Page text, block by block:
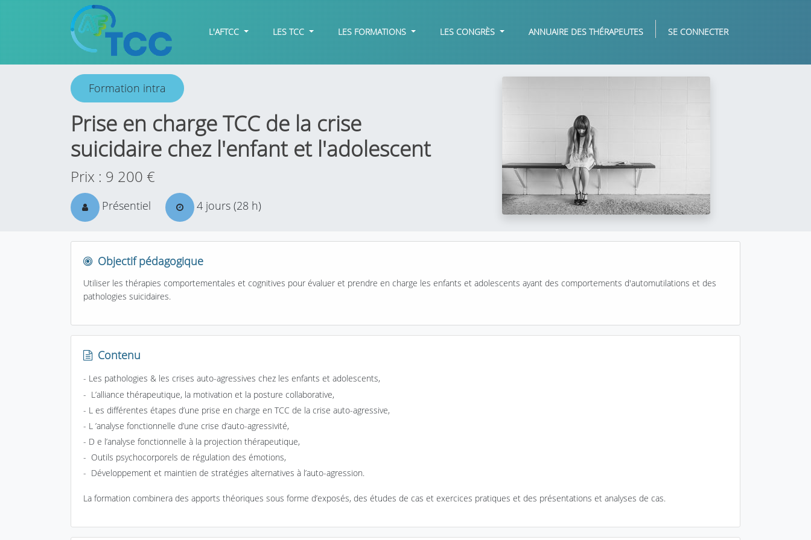
L'AFTCC LES TCC LES FORMATIONS LES CONGRÈS ANNUAIRE DES THÉRAPEUTES SE CONNECTER
Formation intra
Prise en charge TCC de la crise
suicidaire chez l'enfant et l'adolescent
Prix : 9 200 €
Présentiel 4 jours (28 h)
Objectif pédagogique
Utiliser les thérapies comportementales et cognitives pour évaluer et prendre en charge les enfants et adolescents ayant des comportements d'automutilations et des
pathologies suicidaires.
Contenu
- Les pathologies & les crises auto-agressives chez les enfants et adolescents,
- L’alliance thérapeutique, la motivation et la posture collaborative,
- L es différentes étapes d’une prise en charge en TCC de la crise auto-agressive,
- L ’analyse fonctionnelle d’une crise d’auto-agressivité,
- D e l’analyse fonctionnelle à la projection thérapeutique,
- Outils psychocorporels de régulation des émotions,
- Développement et maintien de stratégies alternatives à l’auto-agression.
La formation combinera des apports théoriques sous forme d’exposés, des études de cas et exercices pratiques et des présentations et analyses de cas.